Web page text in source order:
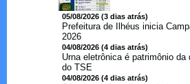
05/08/2026 (3 dias atrás)
Prefeitura de Ilhéus inicia
2026
04/08/2026 (4 dias atrás)
Urna eletrônica é patrimônio
do TSE
04/08/2026 (4 dias atrás)